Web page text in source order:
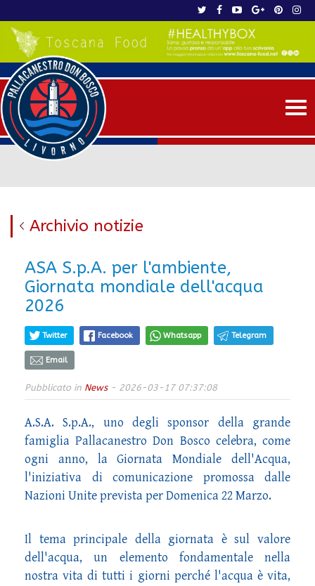
Archivio notizie
ASA S.p.A. per l'ambiente,
Giornata mondiale dell'acqua
2026
Twitter Facebook Whatsapp Telegram
Email
Pubblicato in News- 2026-03-17 07:37:08
A.S.A. S.p.A., uno degli sponsor della grande
famiglia Pallacanestro Don Bosco celebra, come
ogni anno, la Giornata Mondiale dell'Acqua,
l'iniziativa di comunicazione promossa dalle
Nazioni Unite prevista per Domenica 22 Marzo.
Il tema principale della giornata è sul valore
dell'acqua, un elemento fondamentale nella
nostra vita di tutti i giorni perché l'acqua è vita,